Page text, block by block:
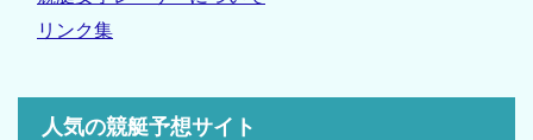
リンク集
人気の競艇予想サイト